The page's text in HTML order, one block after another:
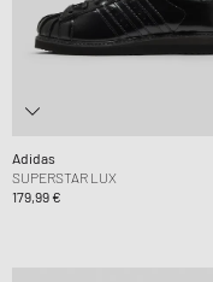
Adidas
SUPERSTAR LUX
179,99 €